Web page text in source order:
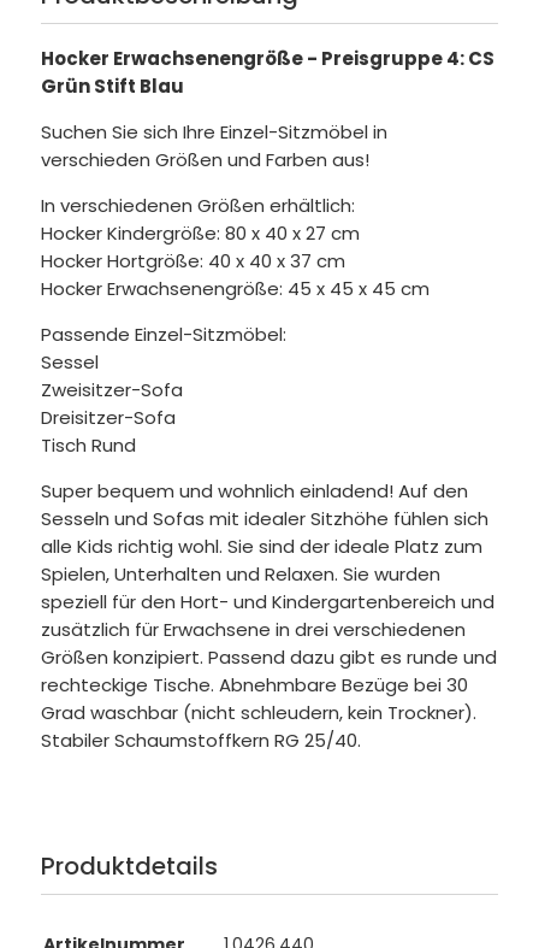
Hocker Erwachsenengröße - Preisgruppe 4: CS
Grün Stift Blau
Suchen Sie sich Ihre Einzel-Sitzmöbel in
verschieden Größen und Farben aus!
In verschiedenen Größen erhältlich:
Hocker Kindergröße: 80 x 40 x 27 cm
Hocker Hortgröße: 40 x 40 x 37 cm
Hocker Erwachsenengröße: 45 x 45 x 45 cm
Passende Einzel-Sitzmöbel:
Sessel
Zweisitzer-Sofa
Dreisitzer-Sofa
Tisch Rund
Super bequem und wohnlich einladend! Auf den
Sesseln und Sofas mit idealer Sitzhöhe fühlen sich
alle Kids richtig wohl. Sie sind der ideale Platz zum
Spielen, Unterhalten und Relaxen. Sie wurden
speziell für den Hort- und Kindergartenbereich und
zusätzlich für Erwachsene in drei verschiedenen
Größen konzipiert. Passend dazu gibt es runde und
rechteckige Tische. Abnehmbare Bezüge bei 30
Grad waschbar (nicht schleudern, kein Trockner).
Stabiler Schaumstoffkern RG 25/40.
Produktdetails